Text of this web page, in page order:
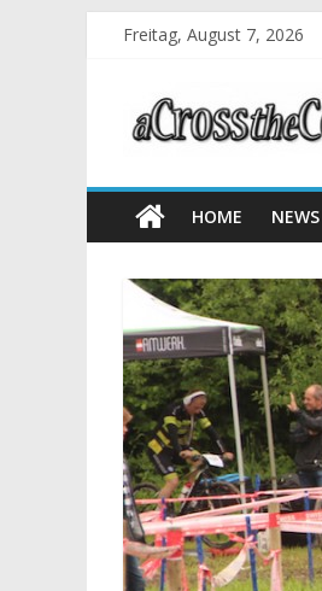
Freitag, August 7, 2026
HOME NEWS